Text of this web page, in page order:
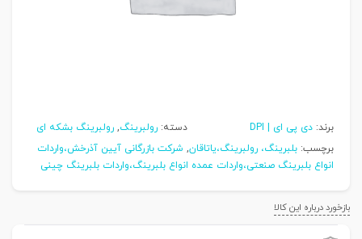
برند: دی پی ای | DPI دسته: رولبرینگ, رولبرینگ بشکه ای
برچسب: بلبرینگ، رولبرینگ،یاتاقان, شرکت بازرگانی آیین آذرخش،واردات
انواع بلبرینگ صنعتی،واردات عمده انواع بلبرینگ،واردات بلبرینگ چینی
بازخورد درباره این کالا